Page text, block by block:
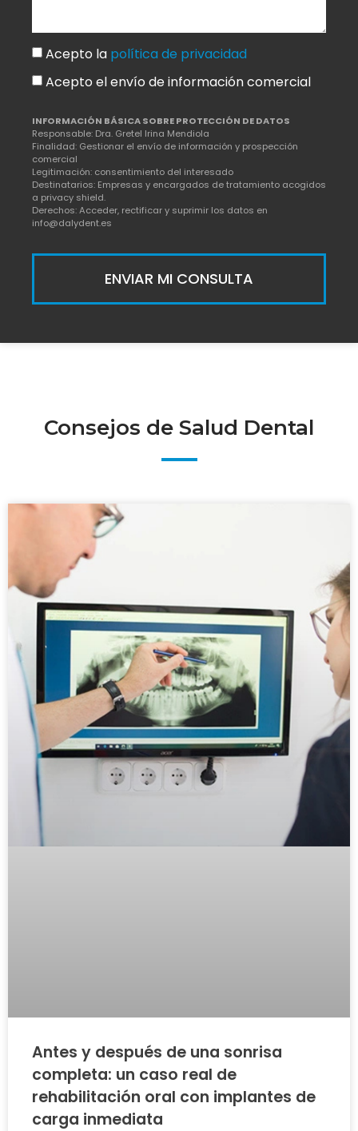
Acepto la política de privacidad
Acepto el envío de información comercial
INFORMACIÓN BÁSICA SOBRE PROTECCIÓN DE DATOS
Responsable: Dra. Gretel Irina Mendiola
Finalidad: Gestionar el envío de información y prospección
comercial
Legitimación: consentimiento del interesado
Destinatarios: Empresas y encargados de tratamiento acogidos
a privacy shield.
Derechos: Acceder, rectificar y suprimir los datos en
info@dalydent.es
ENVIAR MI CONSULTA
Consejos de Salud Dental
Antes y después de una sonrisa
completa: un caso real de
rehabilitación oral con implantes de
carga inmediata